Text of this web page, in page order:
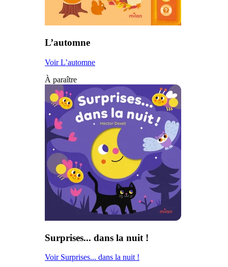
L’automne
Voir L’automne
À paraître
Surprises... dans la nuit !
Voir Surprises... dans la nuit !